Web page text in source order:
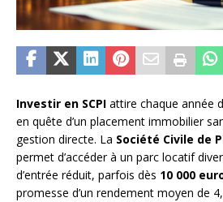
Investir en SCPI attire chaque année
en quête d’un placement immobilier
gestion directe. La Société Civile de
permet d’accéder à un parc locatif
d’entrée réduit, parfois dès 10 000
promesse d’un rendement moyen de